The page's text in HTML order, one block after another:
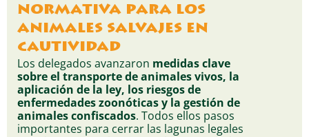
normativa para los
animales salvajes en
cautividad
Los delegados avanzaron medidas clave
sobre el transporte de animales vivos, la
aplicación de la ley, los riesgos de
enfermedades zoonóticas y la gestión de
animales confiscados. Todos ellos pasos
importantes para cerrar las lagunas legales